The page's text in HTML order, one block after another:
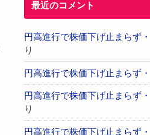
最近のコメント
円高進行で株価下げ止まらず・
り
円高進行で株価下げ止まらず・
円高進行で株価下げ止まらず・
り
円高進行で株価下げ止まらず・